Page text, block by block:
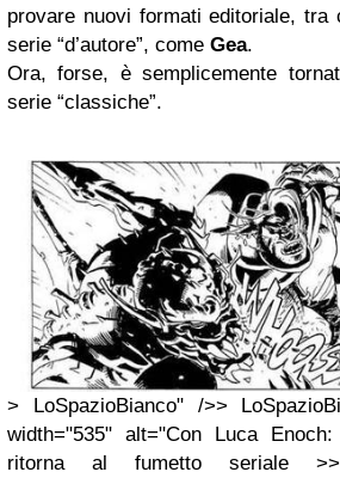
provare nuovi formati editoriale,
serie “d’autore”, come Gea.
Ora, forse, è semplicemente
serie “classiche”.
> LoSpazioBianco" />>
width="535" alt="Con Luca
ritorna al fumetto seriale >>